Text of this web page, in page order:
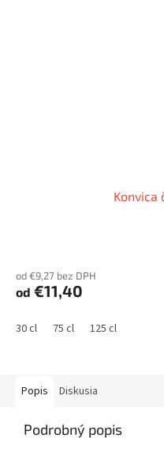
Konvica
od €9,27 bez DPH
od €11,40
30 cl 75 cl 125 cl
Popis Diskusia
Podrobný popis